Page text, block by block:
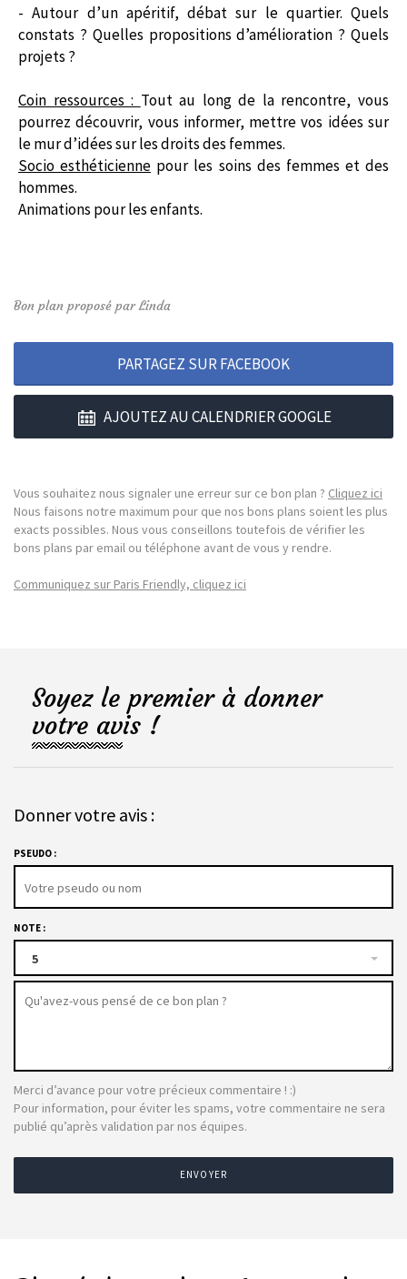
- Autour d’un apéritif, débat sur le quartier. Quels
constats ? Quelles propositions d’amélioration ? Quels
projets ?
Coin ressources : Tout au long de la rencontre, vous
pourrez découvrir, vous informer, mettre vos idées sur
le mur d’idées sur les droits des femmes.
Socio esthéticienne pour les soins des femmes et des
hommes.
Animations pour les enfants.
Bon plan proposé par Linda
PARTAGEZ SUR FACEBOOK
AJOUTEZ AU CALENDRIER GOOGLE
Vous souhaitez nous signaler une erreur sur ce bon plan ? Cliquez ici
Nous faisons notre maximum pour que nos bons plans soient les plus
exacts possibles. Nous vous conseillons toutefois de vérifier les
bons plans par email ou téléphone avant de vous y rendre.
Communiquez sur Paris Friendly, cliquez ici
Soyez le premier à donner
votre avis !
Donner votre avis :
PSEUDO :
NOTE :
5
Merci d’avance pour votre précieux commentaire ! :)
Pour information, pour éviter les spams, votre commentaire ne sera
publié qu’après validation par nos équipes.
ENVOYER